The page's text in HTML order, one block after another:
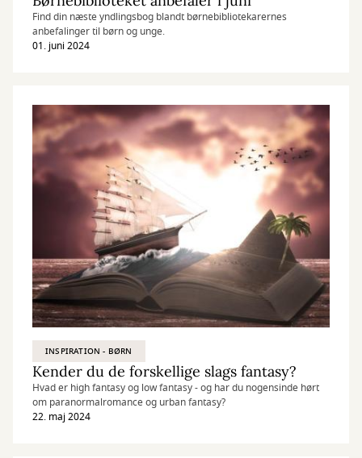
Find din næste yndlingsbog blandt børnebibliotekarernes
anbefalinger til børn og unge.
01. juni 2024
INSPIRATION - BØRN
Kender du de forskellige slags fantasy?
Hvad er high fantasy og low fantasy - og har du nogensinde hørt
om paranormalromance og urban fantasy?
22. maj 2024